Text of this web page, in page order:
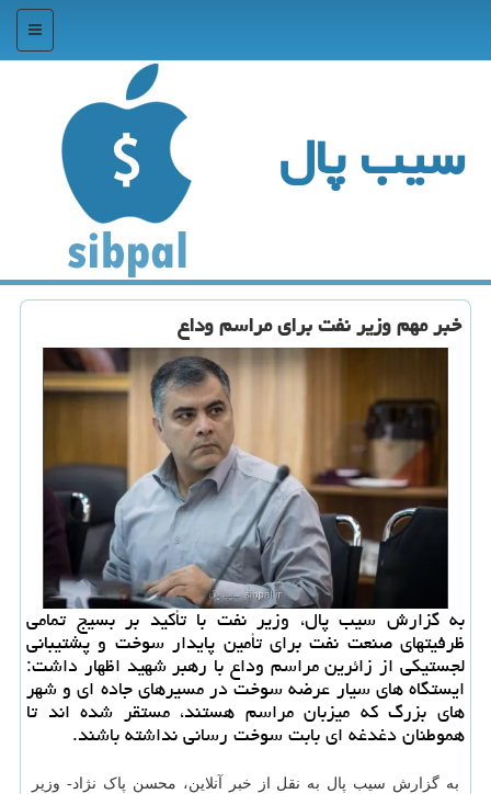
منو
سیب پال
خبر مهم وزیر نفت برای مراسم وداع
به گزارش سیب پال، وزیر نفت با تأکید بر بسیج تمامی
ظرفیتهای صنعت نفت برای تأمین پایدار سوخت و پشتیبانی
لجستیکی از زائرین مراسم وداع با رهبر شهید اظهار داشت:
ایستگاه های سیار عرضه سوخت در مسیرهای جاده ای و شهر
های بزرگ که میزبان مراسم هستند، مستقر شده اند تا
هموطنان دغدغه ای بابت سوخت رسانی نداشته باشند.
به گزارش سیب پال به نقل از خبر آنلاین، محسن پاک نژاد- وزیر